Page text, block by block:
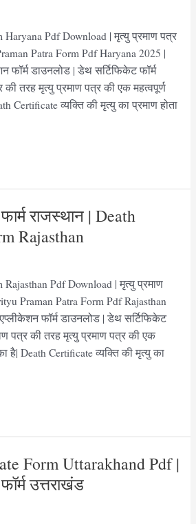
Pdf Download | मृत्यु प्रमाण पत्र
Patra Form Pdf Haryana 2025 |
फॉर्म डाउनलोड | डेथ सर्टिफिकेट फॉर्म
की तरह मृत्यु प्रमाण पत्र की एक महत्वपूर्ण
Certificate व्यक्ति की मृत्यु का प्रमाण होता
राजस्थान | Death
Rajasthan
Pdf Download | मृत्यु प्रमाण
Praman Patra Form Pdf Rajasthan
फॉर्म डाउनलोड | डेथ सर्टिफिकेट
पत्र की तरह मृत्यु प्रमाण पत्र की एक
है| Death Certificate व्यक्ति की मृत्यु का
Form Uttarakhand Pdf |
उत्तराखंड